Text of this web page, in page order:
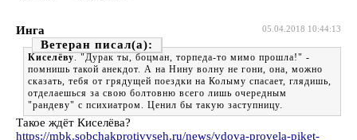
05.04.2018 10:44:13
Инга
Ветеран
Киселёву. "Дурак ты, боцман, торпеда-то мимо прошла!" -
помнишь такой анекдот. А на Нину волну не гони, она, можно
сказать, тебя от грядущей поездки на Колыму спасает, глядишь,
отделаешься за свою болтовню всего лишь очередным
"рандеву" с психиатром. Ценил бы такую заступницу.
Такое ждёт Киселёва?
https://mbk.sobchakprotivvseh.ru/news/vdova-provela-piket-